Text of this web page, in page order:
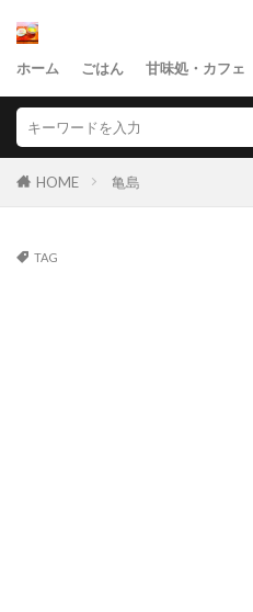
ホーム ごはん 甘味処・カフェ
HOME 亀島
TAG